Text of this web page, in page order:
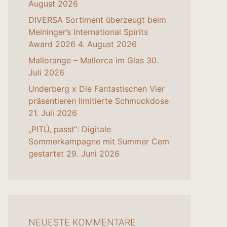
August 2026
DIVERSA Sortiment überzeugt beim
Meininger’s International Spirits
Award 2026 4. August 2026
Mallorange – Mallorca im Glas 30.
Juli 2026
Underberg x Die Fantastischen Vier
präsentieren limitierte Schmuckdose
21. Juli 2026
„PITÚ, passt“: Digitale
Sommerkampagne mit Summer Cem
gestartet 29. Juni 2026
NEUESTE KOMMENTARE